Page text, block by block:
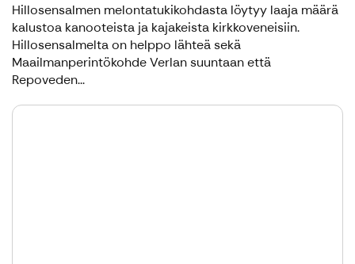
Hillosensalmen melontatukikohdasta löytyy laaja määrä
kalustoa kanooteista ja kajakeista kirkkoveneisiin.
Hillosensalmelta on helppo lähteä sekä
Maailmanperintökohde Verlan suuntaan että
Repoveden...